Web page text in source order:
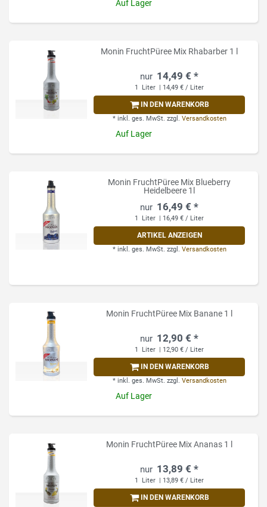
Auf Lager
Monin FruchtPüree Mix Rhabarber 1 l
14,49 € *
1 Liter | 14,49 € / Liter
IN DEN WARENKORB
* inkl. ges. MwSt. zzgl. Versandkosten
Auf Lager
Monin FruchtPüree Mix Blueberry
Heidelbeere 1l
16,49 € *
1 Liter | 16,49 € / Liter
ARTIKEL ANZEIGEN
* inkl. ges. MwSt. zzgl. Versandkosten
Monin FruchtPüree Mix Banane 1 l
12,90 € *
1 Liter | 12,90 € / Liter
IN DEN WARENKORB
* inkl. ges. MwSt. zzgl. Versandkosten
Auf Lager
Monin FruchtPüree Mix Ananas 1 l
13,89 € *
1 Liter | 13,89 € / Liter
IN DEN WARENKORB